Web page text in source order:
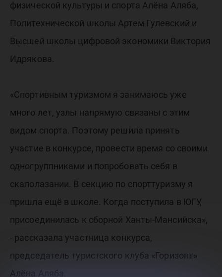
физической культуры и спорта Алёна Аляба,
Политехнической школы Артем Гулевский и
Высшей школы цифровой экономики Виктория
Идрякова.
«Спортивным туризмом я занимаюсь уже
много лет, узлы напрямую связаны с этим
видом спорта. Поэтому решила принять
участие в конкурсе, провести время со своими
одногруппниками и попробовать себя в
скалолазании. В секцию по спорттуризму я
пришла ещё в школе. Когда поступила в ЮГУ,
присоединилась к сборной Ханты-Мансийска»,
- рассказала участница конкурса,
председатель туристского клуба «Горизонт»
Алёна Аляба.